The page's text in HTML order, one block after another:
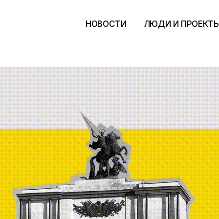
НОВОСТИ ЛЮДИ И